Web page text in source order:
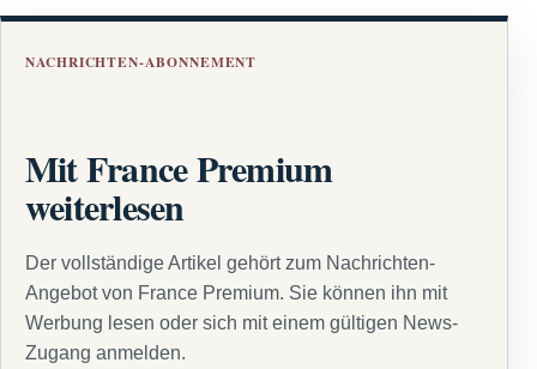
NACHRICHTEN-ABONNEMENT
Mit France Premium
weiterlesen
Der vollständige Artikel gehört zum Nachrichten-
Angebot von France Premium. Sie können ihn mit
Werbung lesen oder sich mit einem gültigen News-
Zugang anmelden.